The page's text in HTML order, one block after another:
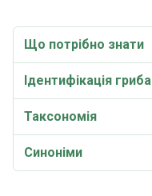
Що потрібно знати
Ідентифікація гриба
Таксономія
Синоніми